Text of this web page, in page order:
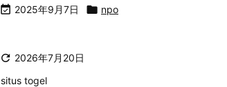
 2025年9月7日  npo
 2026年7月20日
situs togel